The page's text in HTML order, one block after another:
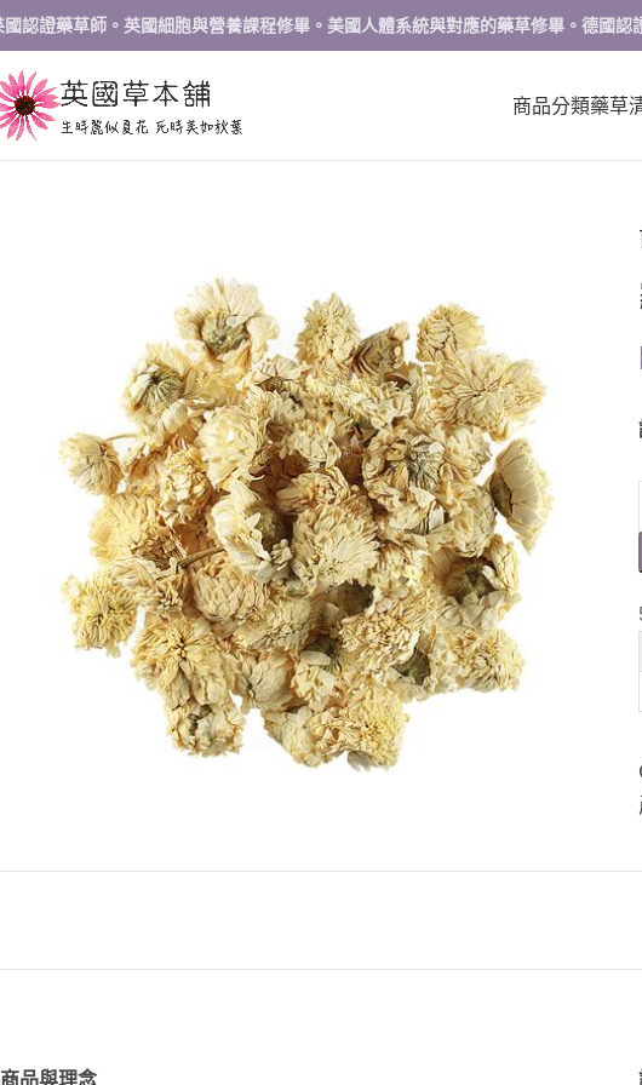
國認證藥草師。英國細胞與營養課程修畢。美國人體系統與對應的藥草修畢。德國認
商品分類藥草
商品與理念